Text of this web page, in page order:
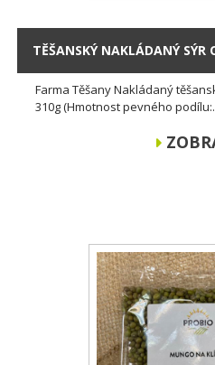
TĚŠANSKÝ NAKLÁDANÝ SÝR
Farma Těšany Nakládaný
310g (Hmotnost pevného